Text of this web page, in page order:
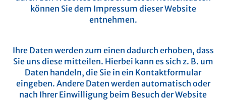
können Sie dem Impressum dieser Website
entnehmen.
Ihre Daten werden zum einen dadurch erhoben, dass
Sie uns diese mitteilen. Hierbei kann es sich z. B. um
Daten handeln, die Sie in ein Kontaktformular
eingeben. Andere Daten werden automatisch oder
nach Ihrer Einwilligung beim Besuch der Website